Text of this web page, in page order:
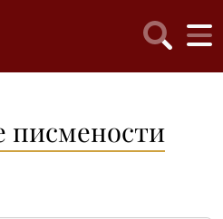
писмености